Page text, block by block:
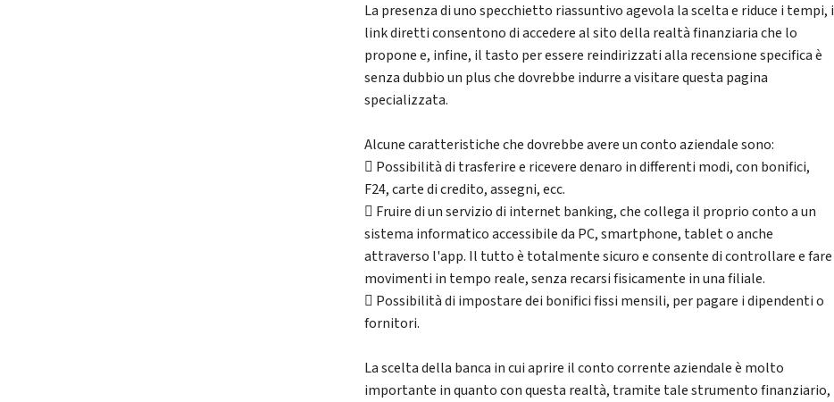
La presenza di uno specchietto riassuntivo agevola la scelta e riduce i tempi, i
link diretti consentono di accedere al sito della realtà finanziaria che lo
propone e, infine, il tasto per essere reindirizzati alla recensione specifica è
senza dubbio un plus che dovrebbe indurre a visitare questa pagina
specializzata.
Alcune caratteristiche che dovrebbe avere un conto aziendale sono:
 Possibilità di trasferire e ricevere denaro in differenti modi, con bonifici,
F24, carte di credito, assegni, ecc.
 Fruire di un servizio di internet banking, che collega il proprio conto a un
sistema informatico accessibile da PC, smartphone, tablet o anche
attraverso l'app. Il tutto è totalmente sicuro e consente di controllare e fare
movimenti in tempo reale, senza recarsi fisicamente in una filiale.
 Possibilità di impostare dei bonifici fissi mensili, per pagare i dipendenti o
fornitori.
La scelta della banca in cui aprire il conto corrente aziendale è molto
importante in quanto con questa realtà, tramite tale strumento finanziario,